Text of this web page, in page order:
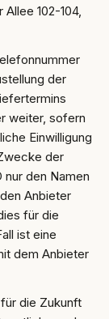
102-104,
der
weiter, sofern
Einwilligung
der
nur den Namen
Anbieter
für die
ist eine
dem Anbieter
die Zukunft